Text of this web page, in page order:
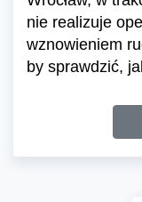
nie realizuje
wznowieniem
by sprawdzić,